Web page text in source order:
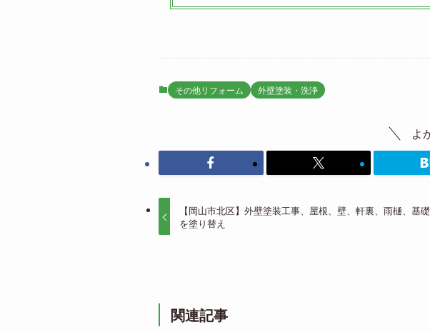
その他リフォーム 外壁塗装・洗浄
よ
【岡山市北区】外壁塗装工事、屋根、壁、軒裏、雨樋、基
を塗り替え
関連記事